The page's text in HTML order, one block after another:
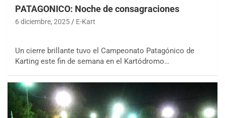
PATAGONICO: Noche de consagraciones
6 diciembre, 2025 E-Kart
Un cierre brillante tuvo el Campeonato Patagónico de
Karting este fin de semana en el Kartódromo…